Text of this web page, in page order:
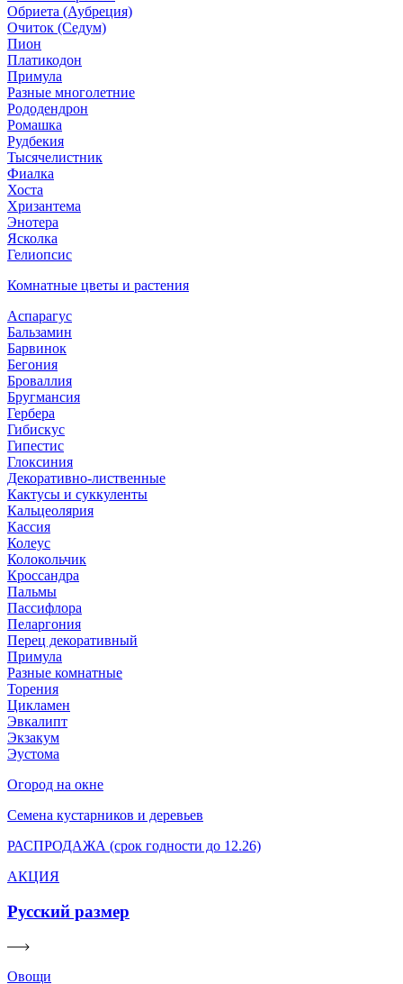
Обриета (Аубреция)
Очиток (Седум)
Пион
Платикодон
Примула
Разные многолетние
Рододендрон
Ромашка
Рудбекия
Тысячелистник
Фиалка
Хоста
Хризантема
Энотера
Ясколка
Гелиопсис
Комнатные цветы и растения
Аспарагус
Бальзамин
Барвинок
Бегония
Броваллия
Бругмансия
Гербера
Гибискус
Гипестис
Глоксиния
Декоративно-лиственные
Кактусы и суккуленты
Кальцеолярия
Кассия
Колеус
Колокольчик
Кроссандра
Пальмы
Пассифлора
Пеларгония
Перец декоративный
Примула
Разные комнатные
Торения
Цикламен
Эвкалипт
Экзакум
Эустома
Огород на окне
Семена кустарников и деревьев
РАСПРОДАЖА (срок годности до 12.26)
АКЦИЯ
Русский размер
Овощи